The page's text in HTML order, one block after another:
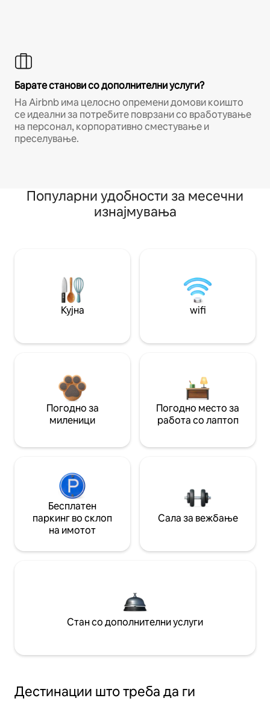
Барате станови со дополнителни услуги?
На Airbnb има целосно опремени домови коишто
се идеални за потребите поврзани со вработување
на персонал, корпоративно сместување и
преселување.
Популарни удобности за месечни
изнајмувања
Кујна wifi
Погодно за
миленици
Погодно место за
работа со лаптоп
Бесплатен
паркинг во склоп
на имотот
Сала за вежбање
Стан со дополнителни услуги
Дестинации што треба да ги